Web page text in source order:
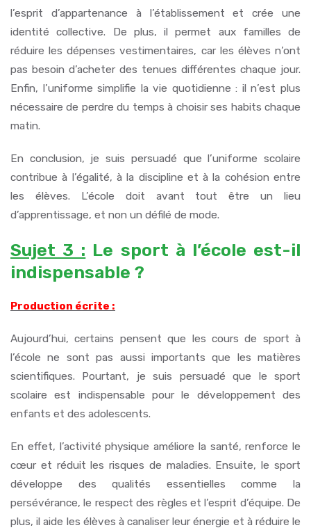
l’esprit d’appartenance à l’établissement et crée une
identité collective. De plus, il permet aux familles de
réduire les dépenses vestimentaires, car les élèves n’ont
pas besoin d’acheter des tenues différentes chaque jour.
Enfin, l’uniforme simplifie la vie quotidienne : il n’est plus
nécessaire de perdre du temps à choisir ses habits chaque
matin.
En conclusion, je suis persuadé que l’uniforme scolaire
contribue à l’égalité, à la discipline et à la cohésion entre
les élèves. L’école doit avant tout être un lieu
d’apprentissage, et non un défilé de mode.
Sujet 3 : Le sport à l’école est-il
indispensable ?
Production écrite :
Aujourd’hui, certains pensent que les cours de sport à
l’école ne sont pas aussi importants que les matières
scientifiques. Pourtant, je suis persuadé que le sport
scolaire est indispensable pour le développement des
enfants et des adolescents.
En effet, l’activité physique améliore la santé, renforce le
cœur et réduit les risques de maladies. Ensuite, le sport
développe des qualités essentielles comme la
persévérance, le respect des règles et l’esprit d’équipe. De
plus, il aide les élèves à canaliser leur énergie et à réduire le